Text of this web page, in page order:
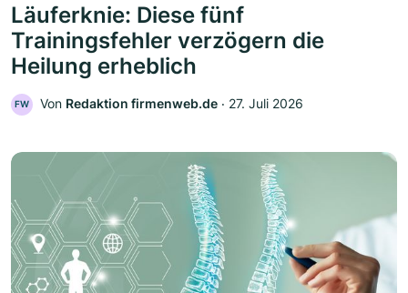
Läuferknie: Diese fünf
Trainingsfehler verzögern die
Heilung erheblich
FW Von Redaktion firmenweb.de ‧ 27. Juli 2026